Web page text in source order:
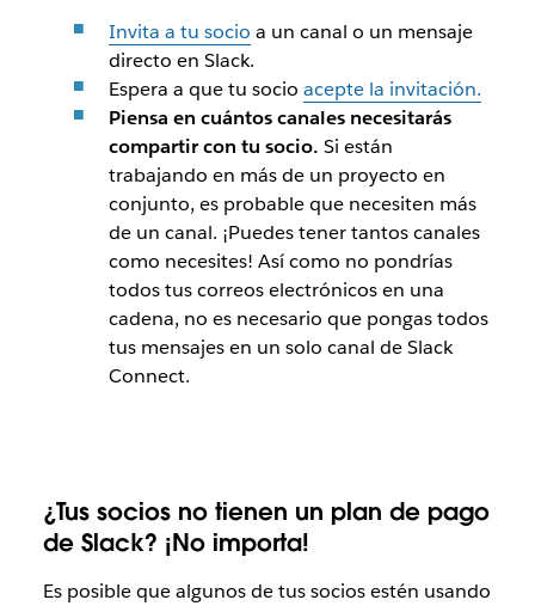
Invita a tu socio a un canal o un mensaje
directo en Slack.
Espera a que tu socio acepte la invitación.
Piensa en cuántos canales necesitarás
compartir con tu socio. Si están
trabajando en más de un proyecto en
conjunto, es probable que necesiten más
de un canal. ¡Puedes tener tantos canales
como necesites! Así como no pondrías
todos tus correos electrónicos en una
cadena, no es necesario que pongas todos
tus mensajes en un solo canal de Slack
Connect.
¿Tus socios no tienen un plan de pago
de Slack? ¡No importa!
Es posible que algunos de tus socios estén usando